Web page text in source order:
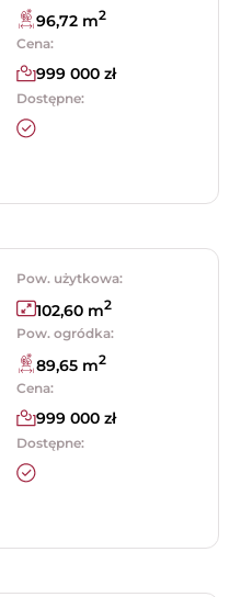
96,72 m2
Cena:
999 000 zł
Dostępne:
Pow. użytkowa:
102,60 m2
Pow. ogródka:
89,65 m2
Cena:
999 000 zł
Dostępne: